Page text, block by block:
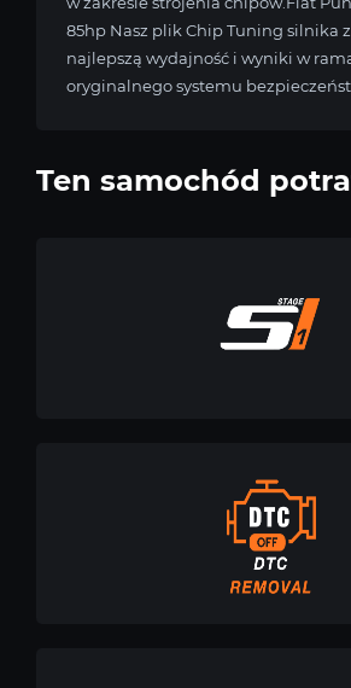
85hp Nasz plik Chip Tuning silnika
najlepszą wydajność i wyniki w
oryginalnego systemu
Ten samochód